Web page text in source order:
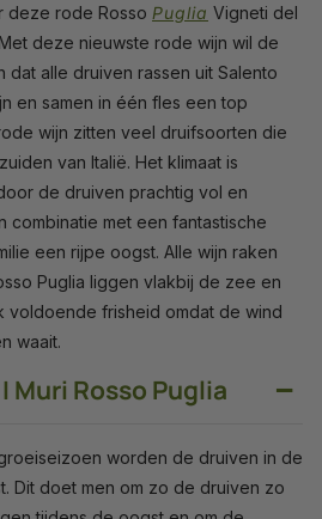
deze rode Rosso Puglia Vigneti del
deze nieuwste rode wijn wil de
dat alle druiven rassen uit Salento
en samen in één fles een top
wijn zitten veel druifsoorten die
van Italië. Het klimaat is
de druiven prachtig vol en
combinatie met een fantastische
een rijpe oogst. Alle wijn raken
Puglia liggen vlakbij de zee en
voldoende frisheid omdat de wind
waait.
Muri Rosso Puglia −
worden de druiven in de
Dit doet men om zo de druiven zo